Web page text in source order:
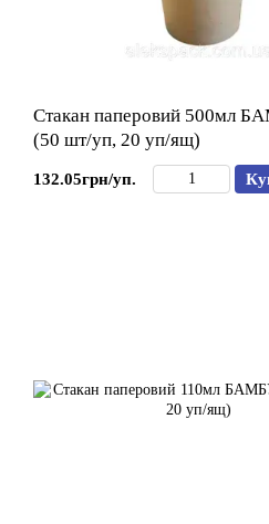
Стакан паперовий 500мл
(50 шт/уп, 20 уп/ящ)
132.05грн/уп.